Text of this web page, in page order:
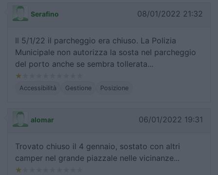
Serafino 08/01/2022 21:32
Il 5/1/22 il parcheggio era chiuso. La Polizia
Municipale non autorizza la sosta nel parcheggio
del porto anche se sembra tollerata...
Accessibilità Gestione Posizione
alomar 06/01/2022 19:31
Trovato chiuso il 4 gennaio, sostato con altri
camper nel grande piazzale nelle vicinanze...